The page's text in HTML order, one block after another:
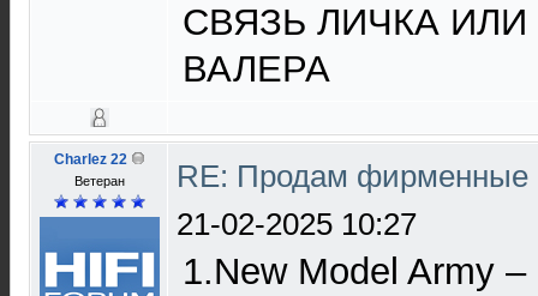
СВЯЗЬ ЛИЧКА ИЛИ
ВАЛЕРА
Charlez 22
Ветеран
RE: Продам фирменные
21-02-2025 10:27
1.New Model Army